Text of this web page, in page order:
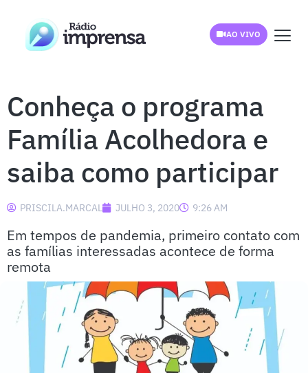
AO VIVO
Conheça o programa
Família Acolhedora e
saiba como participar
PRISCILA.MARCAL JULHO 3, 2020 9:26 AM
Em tempos de pandemia, primeiro contato com
as famílias interessadas acontece de forma
remota